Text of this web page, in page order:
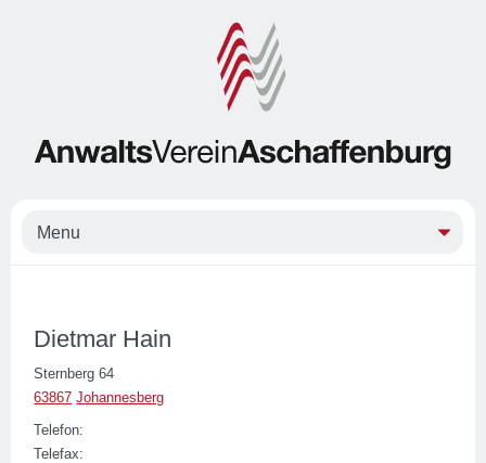
Dietmar Hain
Sternberg 64
63867 Johannesberg
Telefon:
Telefax: